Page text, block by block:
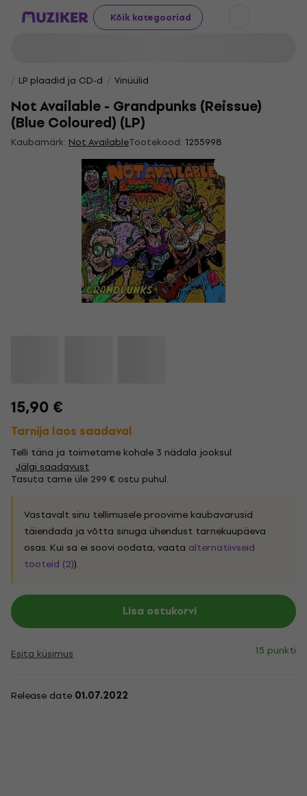
Kõik kategooriad
LP plaadid ja CD-d Vinüülid
Not Available - Grandpunks (Reissue)
(Blue Coloured) (LP)
Kaubamärk: Not AvailableTootekood: 1255998
15,90 €
Tarnija laos saadaval
Telli täna ja toimetame kohale 3 nädala jooksul
Jälgi saadavust
Tasuta tarne üle 299 € ostu puhul.
Vastavalt sinu tellimusele proovime kaubavarusid
täiendada ja võtta sinuga ühendust tarnekuupäeva
osas. Kui sa ei soovi oodata, vaata alternatiivseid
tooteid (2)).
Lisa ostukorvi
Esita küsimus 15 punkti
Release date 01.07.2022